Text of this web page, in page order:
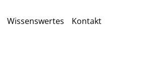
Wissenswertes Kontakt